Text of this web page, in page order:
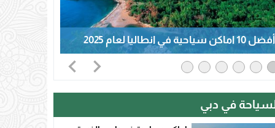
أفضل 10 اماكن سياحية في انطاليا لعام 2025
في دبي